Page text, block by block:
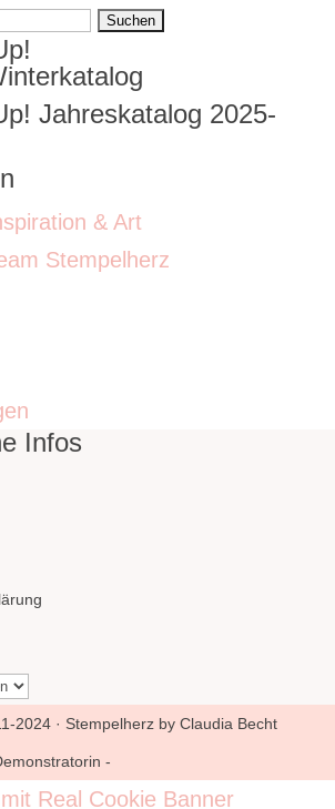
Jahreskatalog 2025-
& Art
Stempelherz
Infos
2024 · Stempelherz by Claudia Becht
-
Real Cookie Banner